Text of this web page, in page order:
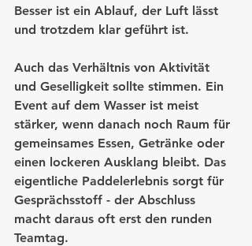
Besser ist ein Ablauf, der Luft lässt
und trotzdem klar geführt ist.
Auch das Verhältnis von Aktivität
und Geselligkeit sollte stimmen. Ein
Event auf dem Wasser ist meist
stärker, wenn danach noch Raum für
gemeinsames Essen, Getränke oder
einen lockeren Ausklang bleibt. Das
eigentliche Paddelerlebnis sorgt für
Gesprächsstoff - der Abschluss
macht daraus oft erst den runden
Teamtag.